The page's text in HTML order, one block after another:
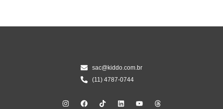
sac@kiddo.com.br
(11) 4787-0744